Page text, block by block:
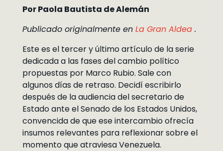
Por Paola Bautista de Alemán
Publicado originalmente en La Gran Aldea .
Este es el tercer y último artículo de la serie
dedicada a las fases del cambio político
propuestas por Marco Rubio. Sale con
algunos días de retraso. Decidí escribirlo
después de la audiencia del secretario de
Estado ante el Senado de los Estados Unidos,
convencida de que ese intercambio ofrecía
insumos relevantes para reflexionar sobre el
momento que atraviesa Venezuela.